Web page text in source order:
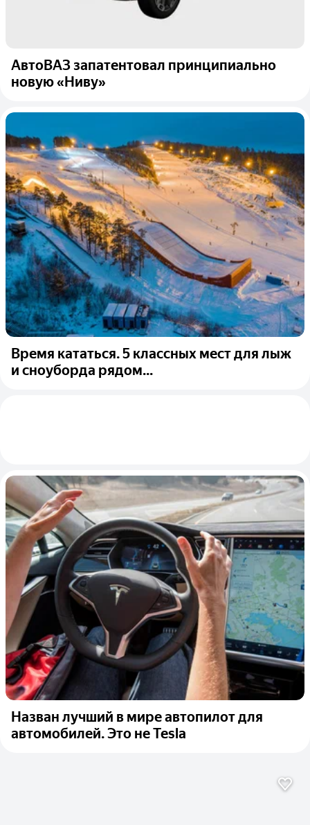
АвтоВАЗ запатентовал принципиально
новую «Ниву»
Время кататься. 5 классных мест для лыж
и сноуборда рядом...
Назван лучший в мире автопилот для
автомобилей. Это не Tesla